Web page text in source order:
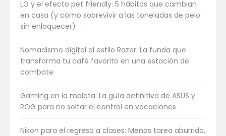
LG y el efecto pet friendly: 5 hábitos que cambian
en casa (y cómo sobrevivir a las toneladas de pelo
sin enloquecer)
Nomadismo digital al estilo Razer: La funda que
transforma tu café favorito en una estación de
combate
Gaming en la maleta: La guía definitiva de ASUS y
ROG para no soltar el control en vacaciones
Nikon para el regreso a clases: Menos tarea aburrida,